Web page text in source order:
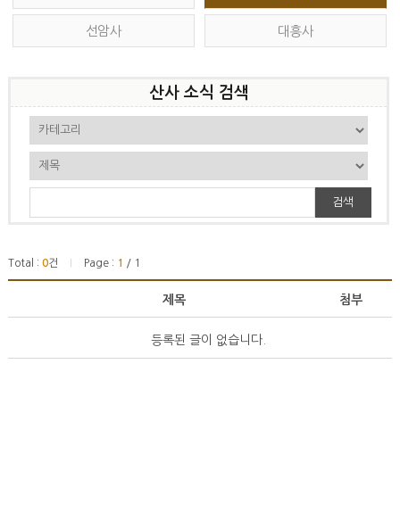
선암사 대흥사
산사 소식 검색
검색
Total : 0건 Page : 1 / 1
제목 첨부
등록된 글이 없습니다.